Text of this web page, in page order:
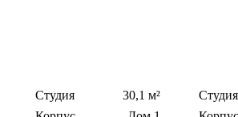
Студия
30,1 м²
Студия